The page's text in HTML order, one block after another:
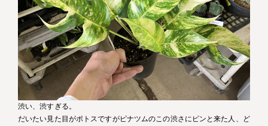
渋い、渋すぎる。
だいたい見た目がポトスですがピナツムのこの渋さにピンと来た人、ど